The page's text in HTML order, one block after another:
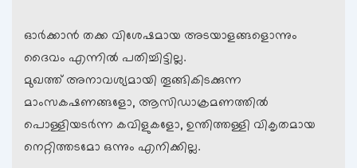
ഓര്‍ക്കാന്‍ തക്ക വിശേഷമായ അടയാളങ്ങളൊന്നും
ദൈവം എന്നില്‍ പതിച്ചിട്ടില്ല.
മുഖത്ത് അനാവശ്യമായി തൂങ്ങികിടക്കുന്ന
മാംസകഷണങ്ങളോ, ആസിഡാക്രമണത്തില്‍
പൊള്ളിയടര്‍ന്ന കവിളുകളോ, ഉന്തിത്തള്ളി വികൃതമായ
നെറ്റിത്തടമോ ഒന്നും എനിക്കില്ല.